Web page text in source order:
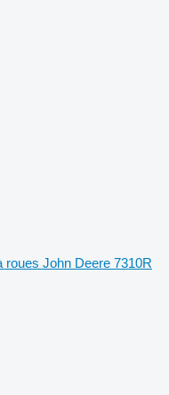
roues John Deere 7310R